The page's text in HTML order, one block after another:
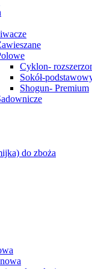
Cyklon-
Sokół-
Shogun- Premium
do zboża